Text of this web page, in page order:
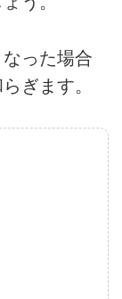
った場合
ぎます。